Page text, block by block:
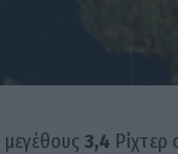
μεγέθους 3,4